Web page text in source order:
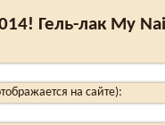
Гель-лак My
на сайте):